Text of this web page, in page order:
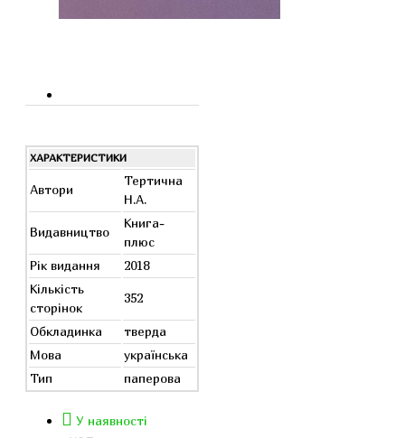
ХАРАКТЕРИСТИКИ
Автори
Тертична
Н.А.
Видавництво
Книга-
плюс
Рік видання
2018
Кількість
сторінок
352
Обкладинка
тверда
Мова
українська
Тип
паперова
У наявності